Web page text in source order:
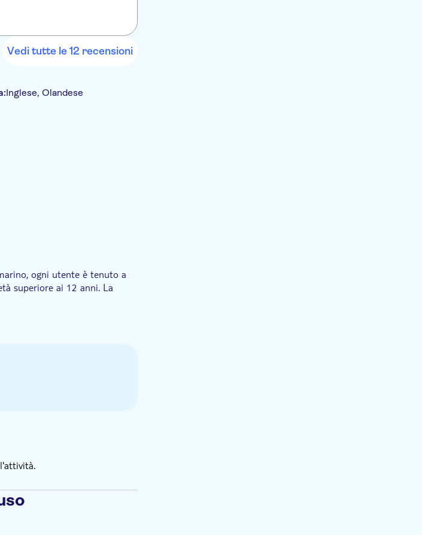
Vedi tutte le 12 recensioni
Inglese, Olandese
ogni utente è tenuto a
superiore ai 12 anni. La